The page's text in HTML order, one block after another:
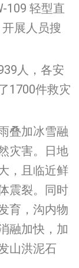
109 轻型直
展人员搜
人，各安
1700件救灾
叠加冰雪融
灾害。日地
，且临近鲜
震裂。同时
育，沟内物
融加快，加
山洪泥石